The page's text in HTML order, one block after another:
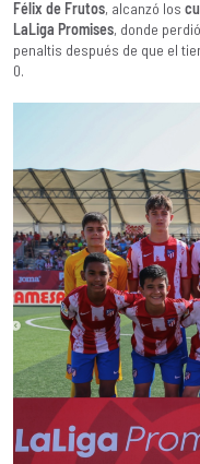
Félix de Frutos, alcanzó los
LaLiga Promises, donde
penaltis después de que el
0.